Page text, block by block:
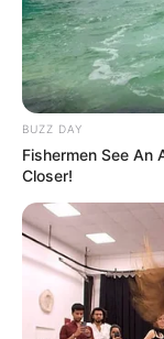
TEMAS
RECIBO
CORTES DE
REGIOTRAM
LOCALIDAD
BUZZ DAY
Fishermen See An
Closer!